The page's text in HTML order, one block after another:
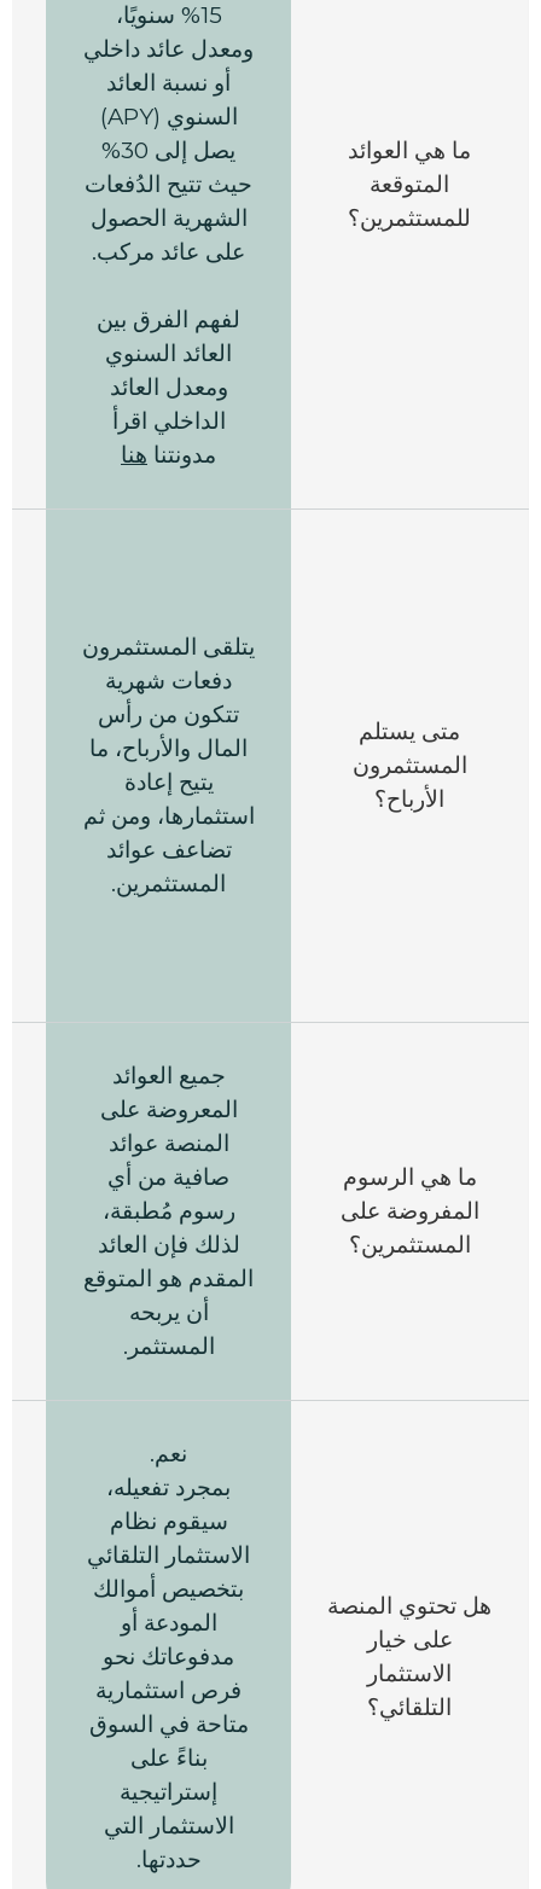
ما هي العوائد
المتوقعة
للمستثمرين؟
15% سنويًا،
ومعدل عائد داخلي
أو نسبة العائد
السنوي (APY
)
يصل إلى 30%
حيث تتيح الدُفعات
الشهرية الحصول
على عائد مركب.
لفهم الفرق بين
العائد السنوي
ومعدل العائد
الداخلي اقرأ
مدونتنا هنا
متى يستلم
المستثمرون
الأرباح؟
يتلقى المستثمرون
دفعات شهرية
تتكون من رأس
المال والأرباح، ما
يتيح إعادة
استثمارها، ومن ثم
تضاعف عوائد
المستثمرين.
ما هي الرسوم
المفروضة على
المستثمرين؟
جميع العوائد
المعروضة على
المنصة عوائد
صافية من أي
رسوم مُطبقة،
لذلك فإن العائد
المقدم هو المتوقع
أن يربحه
المستثمر.
هل تحتوي المنصة
على خيار
الاستثمار
التلقائي؟
نعم.
بمجرد تفعيله،
سيقوم نظام
الاستثمار التلقائي
بتخصيص أموالك
المودعة أو
مدفوعاتك نحو
فرص استثمارية
متاحة في السوق
بناءً على
إستراتيجية
الاستثمار التي
حددتها.